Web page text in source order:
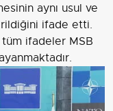
aynı usul ve
ifade etti.
tüm ifadeler MSB